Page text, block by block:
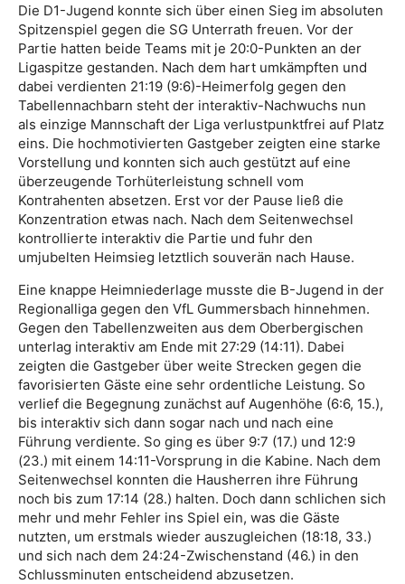
Die D1-Jugend konnte sich über einen Sieg im absoluten
Spitzenspiel gegen die SG Unterrath freuen. Vor der
Partie hatten beide Teams mit je 20:0-Punkten an der
Ligaspitze gestanden. Nach dem hart umkämpften und
dabei verdienten 21:19 (9:6)-Heimerfolg gegen den
Tabellennachbarn steht der interaktiv-Nachwuchs nun
als einzige Mannschaft der Liga verlustpunktfrei auf Platz
eins. Die hochmotivierten Gastgeber zeigten eine starke
Vorstellung und konnten sich auch gestützt auf eine
überzeugende Torhüterleistung schnell vom
Kontrahenten absetzen. Erst vor der Pause ließ die
Konzentration etwas nach. Nach dem Seitenwechsel
kontrollierte interaktiv die Partie und fuhr den
umjubelten Heimsieg letztlich souverän nach Hause.
Eine knappe Heimniederlage musste die B-Jugend in der
Regionalliga gegen den VfL Gummersbach hinnehmen.
Gegen den Tabellenzweiten aus dem Oberbergischen
unterlag interaktiv am Ende mit 27:29 (14:11). Dabei
zeigten die Gastgeber über weite Strecken gegen die
favorisierten Gäste eine sehr ordentliche Leistung. So
verlief die Begegnung zunächst auf Augenhöhe (6:6, 15.),
bis interaktiv sich dann sogar nach und nach eine
Führung verdiente. So ging es über 9:7 (17.) und 12:9
(23.) mit einem 14:11-Vorsprung in die Kabine. Nach dem
Seitenwechsel konnten die Hausherren ihre Führung
noch bis zum 17:14 (28.) halten. Doch dann schlichen sich
mehr und mehr Fehler ins Spiel ein, was die Gäste
nutzten, um erstmals wieder auszugleichen (18:18, 33.)
und sich nach dem 24:24-Zwischenstand (46.) in den
Schlussminuten entscheidend abzusetzen.